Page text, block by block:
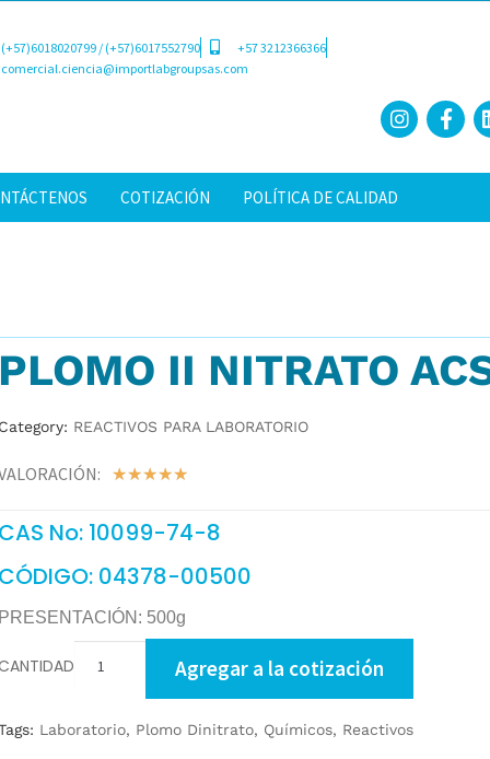
(+57)6018020799 / (+57)6017552790
+57 3212366366
comercial.ciencia@importlabgroupsas.com
COTIZACIÓN POLÍTICA DE CALIDAD
PLOMO II NITRATO
Category: REACTIVOS PARA LABORATORIO
☆☆☆☆☆
CAS No: 10099-74-8
CÓDIGO: 04378-00500
PRESENTACIÓN: 500g
Agregar a la cotización
Laboratorio, Plomo Dinitrato, Químicos, Reactivos